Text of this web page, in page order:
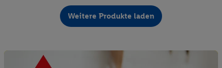
Weitere Produkte laden